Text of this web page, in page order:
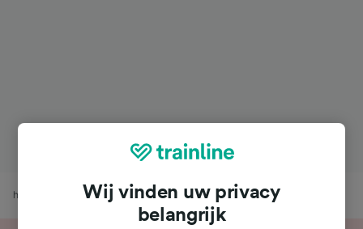
home treintijden Murat naar Amiens
Wij vinden uw privacy
belangrijk